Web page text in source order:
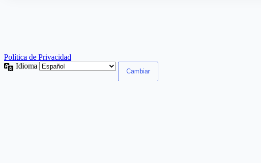
Política de Privacidad
Idioma